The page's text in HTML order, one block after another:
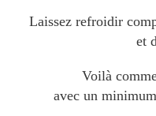
Laissez refroidir
et
Voilà
avec un